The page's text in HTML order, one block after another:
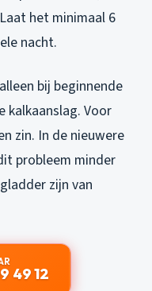
het minimaal 6
nacht.
bij beginnende
kalkaanslag. Voor
zin. In de nieuwere
probleem minder
zijn van
49 12